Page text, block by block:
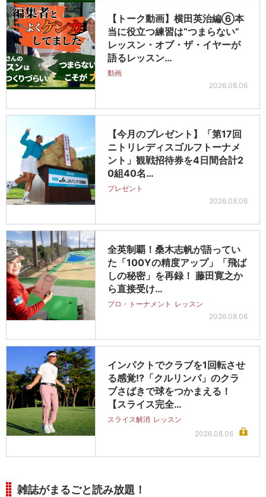
【トーク動画】横田英治編⑥本
当に役立つ練習は“つまらない”
レッスン・オブ・ザ・イヤーが
語るレッスン…
動画
2026.08.06
【今月のプレゼント】「第17回
ニトリレディスゴルフトーナメ
ント」観戦招待券を4日間合計2
0組40名…
プレゼント
2026.08.06
全英制覇！桑木志帆が語ってい
た「100Yの精度アップ」「飛ば
しの秘密」を再録！ 藤田寛之か
ら直接受け…
プロ・トーナメント レッスン
2026.08.06
インパクトでクラブを1回転させ
る感覚!?「クルリンパ」のクラ
ブさばきで球をつかまえる！
【スライス完全…
スライス解消 レッスン
2026.08.06
雑誌がまるごと読み放題！